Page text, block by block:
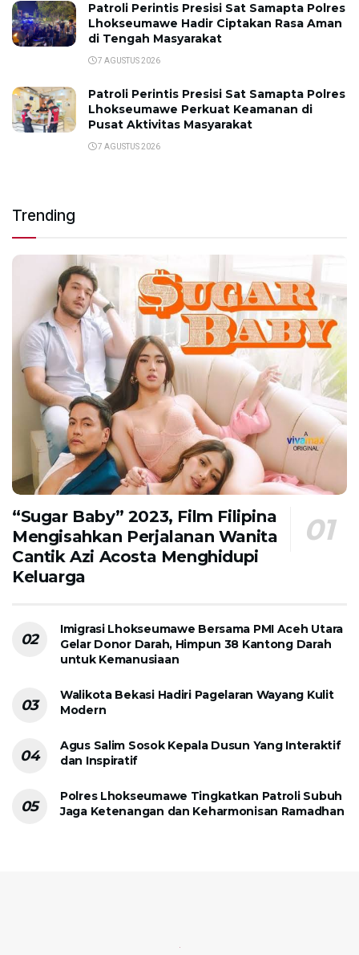
Patroli Perintis Presisi Sat Samapta Polres
Lhokseumawe Hadir Ciptakan Rasa Aman
di Tengah Masyarakat
7 AGUSTUS 2026
Patroli Perintis Presisi Sat Samapta Polres
Lhokseumawe Perkuat Keamanan di
Pusat Aktivitas Masyarakat
7 AGUSTUS 2026
Trending
“Sugar Baby” 2023, Film Filipina
Mengisahkan Perjalanan Wanita
Cantik Azi Acosta Menghidupi
Keluarga
Imigrasi Lhokseumawe Bersama PMI Aceh Utara
Gelar Donor Darah, Himpun 38 Kantong Darah
untuk Kemanusiaan
Walikota Bekasi Hadiri Pagelaran Wayang Kulit
Modern
Agus Salim Sosok Kepala Dusun Yang Interaktif
dan Inspiratif
Polres Lhokseumawe Tingkatkan Patroli Subuh
Jaga Ketenangan dan Keharmonisan Ramadhan